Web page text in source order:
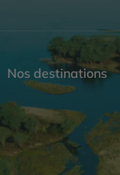
Nos destinations